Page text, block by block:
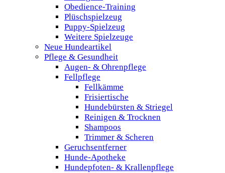
Obedience-Training
Plüschspielzeug
Puppy-Spielzeug
Weitere Spielzeuge
Neue Hundeartikel
Pflege & Gesundheit
Augen- & Ohrenpflege
Fellpflege
Fellkämme
Frisiertische
Hundebürsten & Striegel
Reinigen & Trocknen
Shampoos
Trimmer & Scheren
Geruchsentferner
Hunde-Apotheke
Hundepfoten- & Krallenpflege